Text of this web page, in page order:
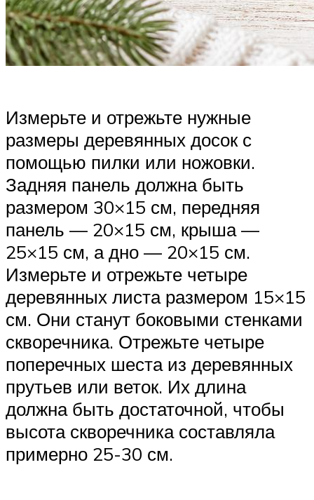
Измерьте и отрежьте нужные
размеры деревянных досок с
помощью пилки или ножовки.
Задняя панель должна быть
размером 30×15 см, передняя
панель — 20×15 см, крыша —
25×15 см, а дно — 20×15 см.
Измерьте и отрежьте четыре
деревянных листа размером 15×15
см. Они станут боковыми стенками
скворечника. Отрежьте четыре
поперечных шеста из деревянных
прутьев или веток. Их длина
должна быть достаточной, чтобы
высота скворечника составляла
примерно 25-30 см.